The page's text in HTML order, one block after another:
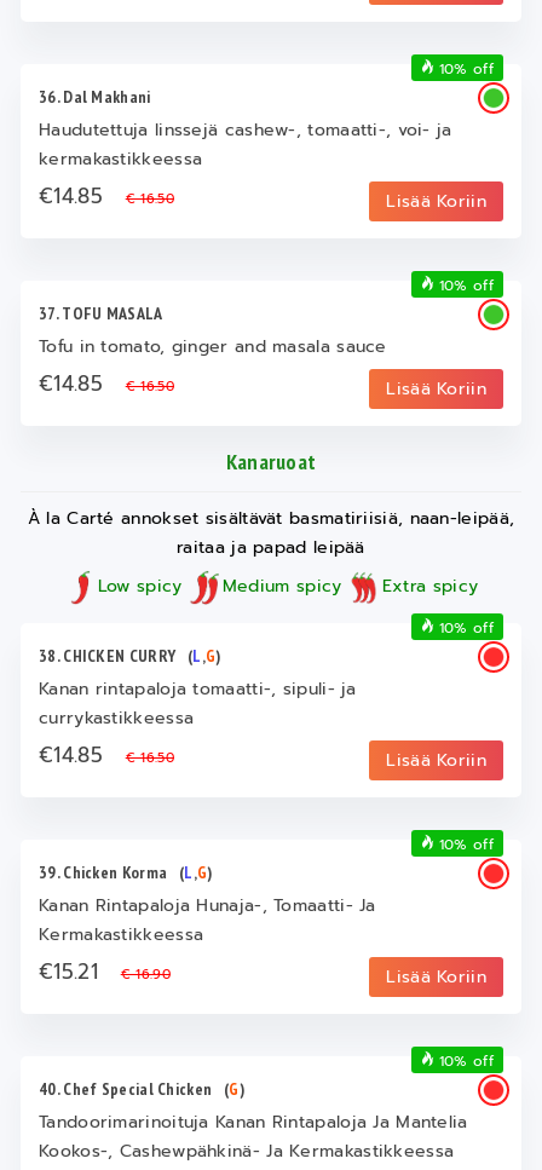
36. Dal Makhani
Haudutettuja linssejä cashew-, tomaatti-, voi- ja
kermakastikkeessa
€14.85€ 16.50 Lisää Koriin
10% off
37. TOFU MASALA
Tofu in tomato, ginger and masala sauce
€14.85€ 16.50 Lisää Koriin
10% off
Kanaruoat
À la Carté annokset sisältävät basmatiriisiä, naan-leipää,
raitaa ja papad leipää
Low spicy
Medium spicy Extra spicy
38. CHICKEN CURRY (L,G)
Kanan rintapaloja tomaatti-, sipuli- ja
currykastikkeessa
€14.85€ 16.50 Lisää Koriin
10% off
39. Chicken Korma (L,G)
Kanan Rintapaloja Hunaja-, Tomaatti- Ja
Kermakastikkeessa
€15.21€ 16.90 Lisää Koriin
10% off
40. Chef Special Chicken (G)
Tandoorimarinoituja Kanan Rintapaloja Ja Mantelia
Kookos-, Cashewpähkinä- Ja Kermakastikkeessa
10% off